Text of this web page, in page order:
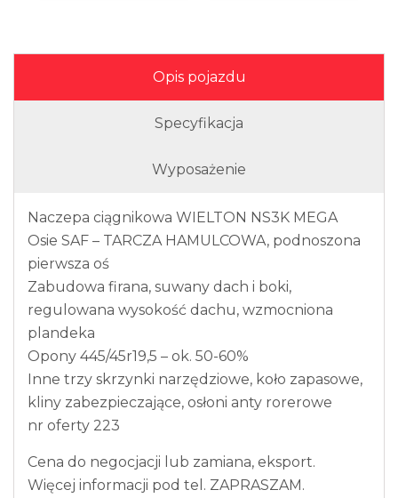
Opis pojazdu
Specyfikacja
Wyposażenie
Naczepa ciągnikowa WIELTON NS3K MEGA
Osie SAF – TARCZA HAMULCOWA, podnoszona
pierwsza oś
Zabudowa firana, suwany dach i boki,
regulowana wysokość dachu, wzmocniona
plandeka
Opony 445/45r19,5 – ok. 50-60%
Inne trzy skrzynki narzędziowe, koło zapasowe,
kliny zabezpieczające, osłoni anty rorerowe
nr oferty 223
Cena do negocjacji lub zamiana, eksport.
Więcej informacji pod tel. ZAPRASZAM.